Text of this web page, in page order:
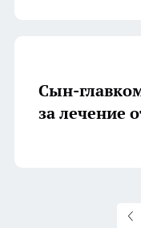
Сын-
за лечение